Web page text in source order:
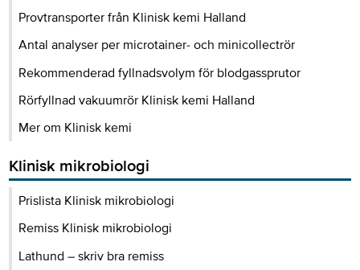
Provtransporter från Klinisk kemi Halland
Antal analyser per microtainer- och minicollectrör
Rekommenderad fyllnadsvolym för blodgassprutor
Rörfyllnad vakuumrör Klinisk kemi Halland
Mer om Klinisk kemi
Klinisk mikrobiologi
Prislista Klinisk mikrobiologi
Remiss Klinisk mikrobiologi
Lathund – skriv bra remiss